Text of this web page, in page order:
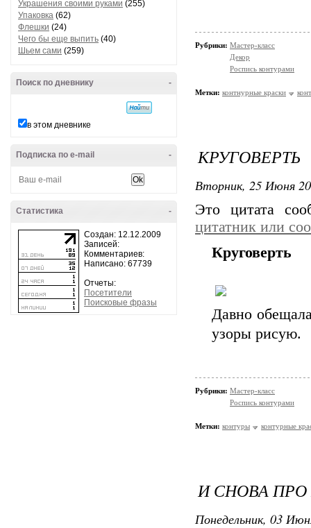
Украшения своими руками (255)
Упаковка (62)
Флешки (24)
Чего бы еще выпить (40)
Шьем сами (259)
-
Поиск по дневнику
в этом дневнике
-
Подписка по e-mail
-
Статистика
Создан: 12.12.2009
Записей:
Комментариев:
Написано: 67739
Отчеты:
Посетители
Поисковые фразы
Рубрики: Мастер-класс
Декор
Роспись контурами
Метки: контнурные краски
КРУГОВЕРТЬ
Вторник, 25 Июня
Это цитата
цитатник или
Круговерть
Давно
узоры рисую.
Рубрики: Мастер-класс
Роспись контурами
Метки: контуры контурные
И СНОВА
Понедельник, 03